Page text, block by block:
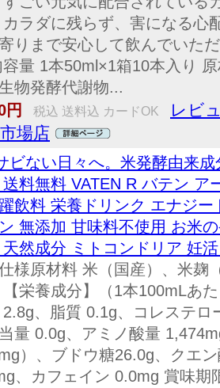
ラダに残らず、害になる心
りまで安心して飲んでいた
容量 1本50ml×1箱10本入り
物発酵代謝物...
円
税込 送料込 カードOK
レビ
場店
ビない日々へ。米発酵由来
送料無料 VATEN R バテン ア
飲料 栄養ドリンク エナジ
無添加 甘味料不使用 お米
天然成分 ミトコンドリア 妊
様原材料 米（国産）、米麹
【栄養成分】（1本100mLあ
2.8g、脂質 0.1g、コレステ
量 0.0g、アミノ酸量
）、ブドウ糖26.0g、クエ
、カフェイン 0.0mg 賞味期